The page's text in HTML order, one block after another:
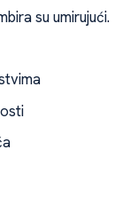
su umirujući.